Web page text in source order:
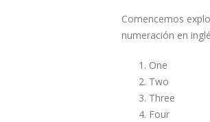
Comencemos
numeración en
One
Two
Three
Four